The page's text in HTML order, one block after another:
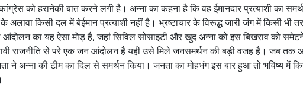
को हरानेकी बात करने लगी है। अन्ना का कहना है कि वह ईमानदार प्रत्याशी का
किसी दल में बेईमान प्रत्याशी नहीं है। भ्रष्टाचार के विरूद्ध जारी जंग में किसी भी
का यह ऐसा मोड़ है, जहां सिविल सोसाइटी और खुद अन्ना को इस बिखराव को
राजनीति से परे एक जन आंदोलन है यही उसे मिले जनसमर्थन की बड़ी वजह है। जब तक
ने अन्ना की टीम का दिल से समर्थन किया। जनता का मोहभंग इस बार हुआ तो भविष्य में